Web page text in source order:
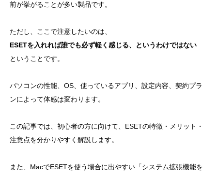
前が挙がることが多い製品です。
ただし、ここで注意したいのは、
ESETを入れれば誰でも必ず軽く感じる、というわけではない
ということです。
パソコンの性能、OS、使っているアプリ、設定内容、契約プラ
ンによって体感は変わります。
この記事では、初心者の方に向けて、ESETの特徴・メリット・
注意点を分かりやすく解説します。
また、MacでESETを使う場合に出やすい「システム拡張機能を